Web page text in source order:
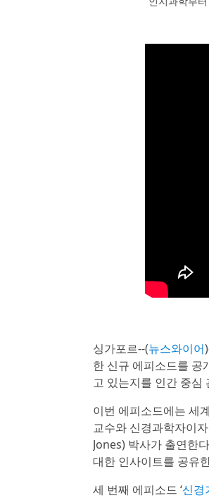
싱가포르--(뉴스와이어
한 신규 에피소드를 공
고 있는지를 인간 중심
이번 에피소드에는 세
교수와 신경과학자이
Jones) 박사가 출연한
대한 인사이트를 공유
세 번째 에피소드 ‘신